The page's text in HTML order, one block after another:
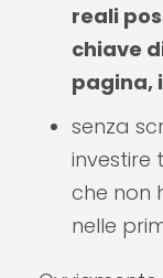
reali
chiave
pagina,
senza
investire
che non
nelle